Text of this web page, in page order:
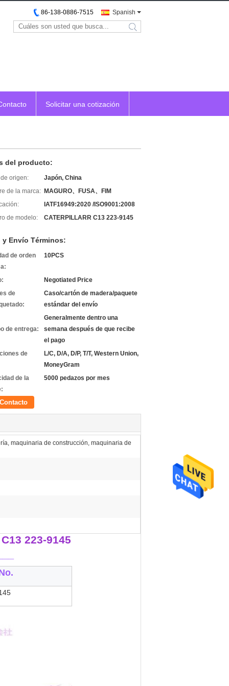
Spanish
86-138-0886-7515
search
Solicitar una cotización
del producto:
origen:
Japón, China
de la marca: MAGURO、FUSA、FIM
IATF16949:2020 /ISO9001:2008
de modelo:
CATERPILLARR C13 223-9145
y Envío Términos:
de orden
10PCS
Negotiated Price
de
Caso/cartón de madera/paquete
estándar del envío
de entrega:
Generalmente dentro una
semana después de que recibe
el pago
de
L/C, D/A, D/P, T/T, Western Union,
MoneyGram
de la
5000 pedazos por mes
Contacto
maquinaria de construcción, maquinaria de
223-9145